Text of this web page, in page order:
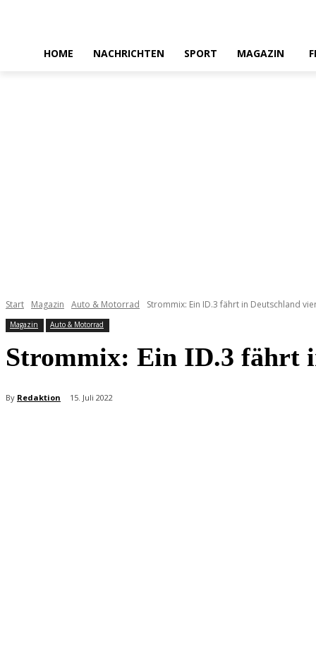
HOME NACHRICHTEN SPORT MAGAZIN
Start Magazin Auto & Motorrad Strommix: Ein ID.3 fährt in Deutschland
Magazin Auto & Motorrad
Strommix: Ein ID.3 fährt
By Redaktion 15. Juli 2022